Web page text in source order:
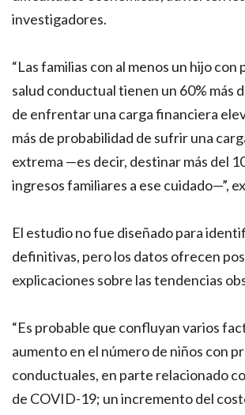
investigadores.
“Las familias con al menos un hijo con
salud conductual tienen un 60% más
de enfrentar una carga financiera
más de probabilidad de sufrir una
extrema —es decir, destinar más del
ingresos familiares a ese cuidado—”,
El estudio no fue diseñado para
definitivas, pero los datos ofrecen
explicaciones sobre las tendencias
“Es probable que confluyan varios
aumento en el número de niños con
conductuales, en parte relacionado
de COVID-19; un incremento del